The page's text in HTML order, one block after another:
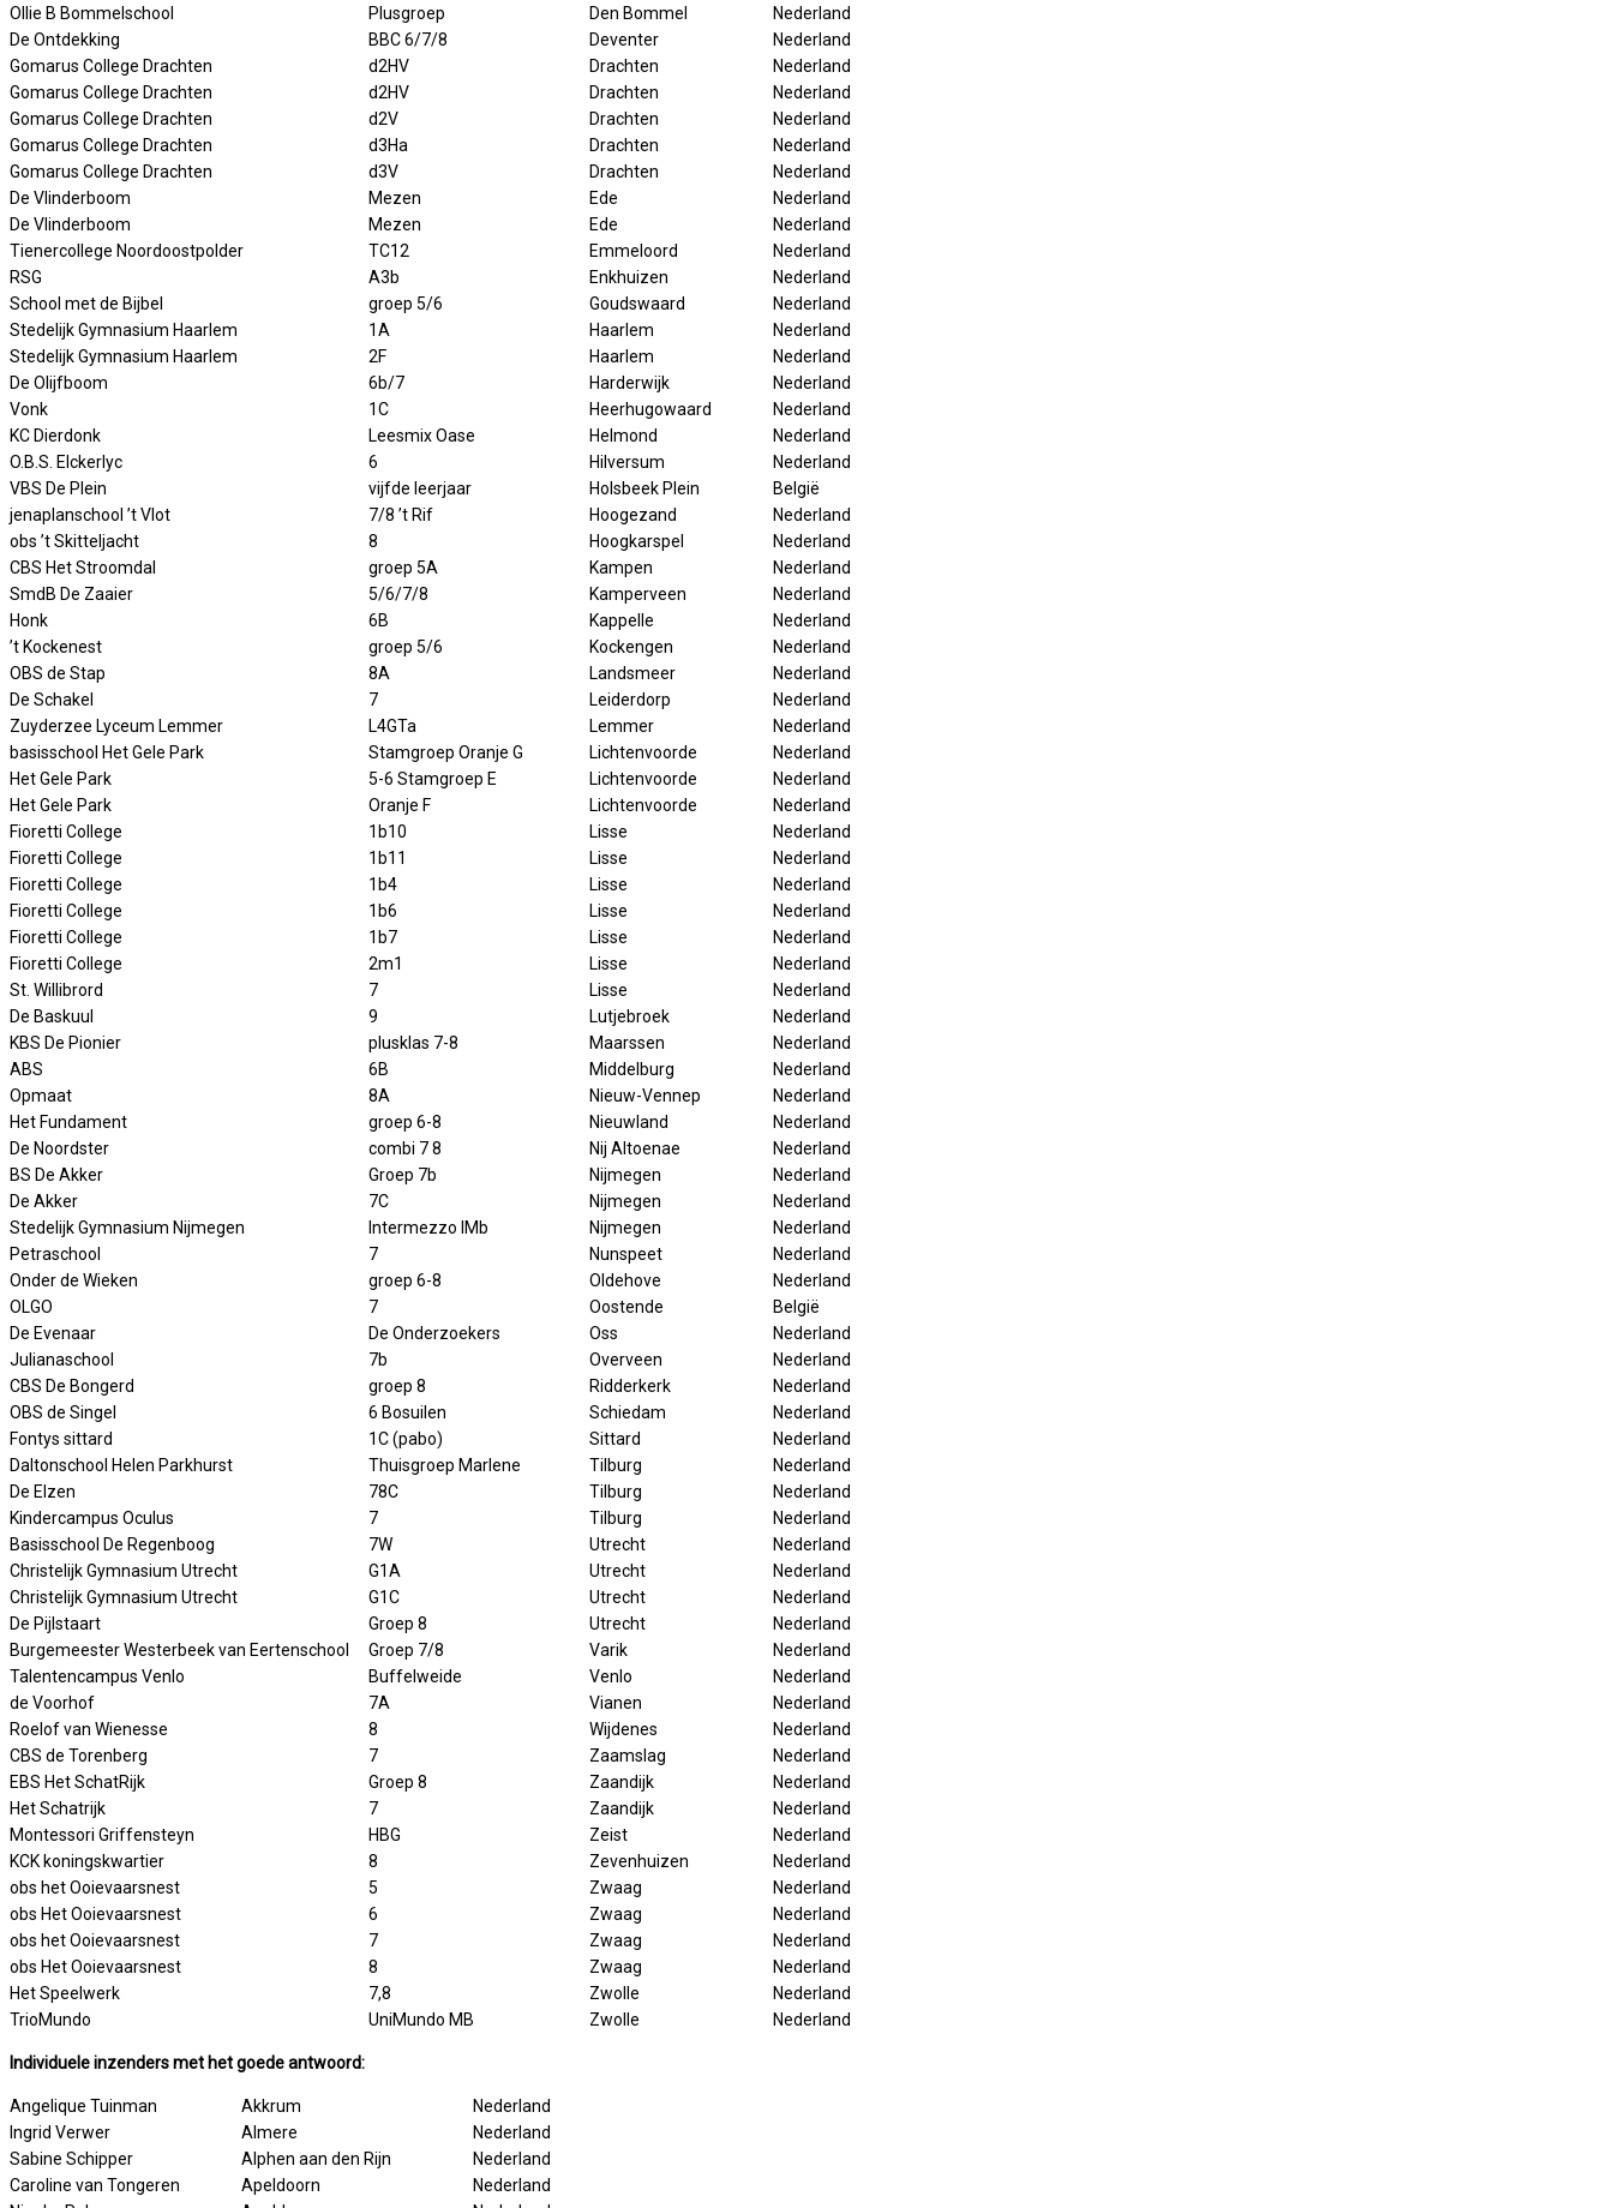
Ollie B Bommelschool
Plusgroep Den Bommel
Nederland
De Ontdekking
BBC 6/7/8 Deventer
Nederland
Gomarus College Drachten
d2HV Drachten
Nederland
Gomarus College Drachten
d2HV Drachten
Nederland
Gomarus College Drachten
d2V Drachten
Nederland
Gomarus College Drachten
d3Ha Drachten
Nederland
Gomarus College Drachten
d3V Drachten
Nederland
De Vlinderboom
Mezen Ede
Nederland
De Vlinderboom
Mezen Ede
Nederland
Tienercollege Noordoostpolder
TC12 Emmeloord
Nederland
RSG
A3b Enkhuizen
Nederland
School met de Bijbel
groep 5/6 Goudswaard
Nederland
Stedelijk Gymnasium Haarlem
1A Haarlem
Nederland
Stedelijk Gymnasium Haarlem
2F Haarlem
Nederland
De Olijfboom
6b/7 Harderwijk
Nederland
Vonk
1C Heerhugowaard
Nederland
KC Dierdonk
Leesmix Oase Helmond
Nederland
O.B.S. Elckerlyc
6 Hilversum
Nederland
VBS De Plein
vijfde leerjaar Holsbeek Plein
België
jenaplanschool ’t Vlot
7/8 ’t Rif Hoogezand
Nederland
obs ’t Skitteljacht
8 Hoogkarspel
Nederland
CBS Het Stroomdal
groep 5A Kampen
Nederland
SmdB De Zaaier
5/6/7/8 Kamperveen
Nederland
Honk
6B Kappelle
Nederland
’t Kockenest
groep 5/6 Kockengen
Nederland
OBS de Stap
8A Landsmeer
Nederland
De Schakel
7 Leiderdorp
Nederland
Zuyderzee Lyceum Lemmer
L4GTa Lemmer
Nederland
basisschool Het Gele Park
Stamgroep Oranje G Lichtenvoorde
Nederland
Het Gele Park
5-6 Stamgroep E Lichtenvoorde
Nederland
Het Gele Park
Oranje F Lichtenvoorde
Nederland
Fioretti College
1b10 Lisse
Nederland
Fioretti College
1b11 Lisse
Nederland
Fioretti College
1b4 Lisse
Nederland
Fioretti College
1b6 Lisse
Nederland
Fioretti College
1b7 Lisse
Nederland
Fioretti College
2m1 Lisse
Nederland
St. Willibrord
7 Lisse
Nederland
De Baskuul
9 Lutjebroek
Nederland
KBS De Pionier
plusklas 7-8 Maarssen
Nederland
ABS
6B Middelburg
Nederland
Opmaat
8A Nieuw-Vennep
Nederland
Het Fundament
groep 6-8 Nieuwland
Nederland
De Noordster
combi 7 8 Nij Altoenae
Nederland
BS De Akker
Groep 7b Nijmegen
Nederland
De Akker
7C Nijmegen
Nederland
Stedelijk Gymnasium Nijmegen
Intermezzo IMb Nijmegen
Nederland
Petraschool
7 Nunspeet
Nederland
Onder de Wieken
groep 6-8 Oldehove
Nederland
OLGO
7 Oostende
België
De Evenaar
De Onderzoekers Oss
Nederland
Julianaschool
7b Overveen
Nederland
CBS De Bongerd
groep 8 Ridderkerk
Nederland
OBS de Singel
6 Bosuilen Schiedam
Nederland
Fontys sittard
1C (pabo) Sittard
Nederland
Daltonschool Helen Parkhurst
Thuisgroep Marlene Tilburg
Nederland
De Elzen
78C Tilburg
Nederland
Kindercampus Oculus
7 Tilburg
Nederland
Basisschool De Regenboog
7W Utrecht
Nederland
Christelijk Gymnasium Utrecht
G1A Utrecht
Nederland
Christelijk Gymnasium Utrecht
G1C Utrecht
Nederland
De Pijlstaart
Groep 8 Utrecht
Nederland
Burgemeester Westerbeek van Eertenschool
Groep 7/8 Varik
Nederland
Talentencampus Venlo
Buffelweide Venlo
Nederland
de Voorhof
7A Vianen
Nederland
Roelof van Wienesse
8 Wijdenes
Nederland
CBS de Torenberg
7 Zaamslag
Nederland
EBS Het SchatRijk
Groep 8 Zaandijk
Nederland
Het Schatrijk
7 Zaandijk
Nederland
Montessori Griffensteyn
HBG Zeist
Nederland
KCK koningskwartier
8 Zevenhuizen
Nederland
obs het Ooievaarsnest
5 Zwaag
Nederland
obs Het Ooievaarsnest
6 Zwaag
Nederland
obs het Ooievaarsnest
7 Zwaag
Nederland
obs Het Ooievaarsnest
8 Zwaag
Nederland
Het Speelwerk
7,8 Zwolle
Nederland
TrioMundo
UniMundo MB Zwolle Nederland
Individuele inzenders met het goede antwoord:
Angelique Tuinman Akkrum
Nederland
Ingrid Verwer
Almere
Nederland
Sabine Schipper
Alphen aan den Rijn
Nederland
Caroline van Tongeren
Apeldoorn
Nederland